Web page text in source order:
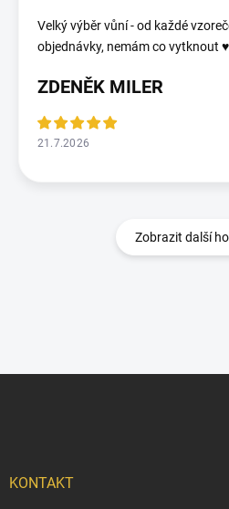
Velký výběr vůní - od každé
objednávky, nemám co vytknout ♥️
ZDENĚK MILER
21.7.2026
Zobrazit další
KONTAKT